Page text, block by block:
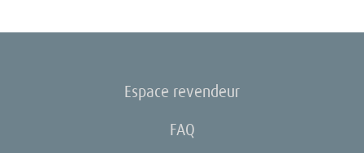
Espace revendeur
FAQ